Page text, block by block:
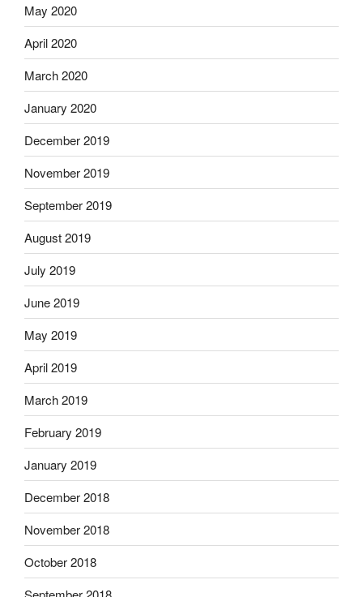
May 2020
April 2020
March 2020
January 2020
December 2019
November 2019
September 2019
August 2019
July 2019
June 2019
May 2019
April 2019
March 2019
February 2019
January 2019
December 2018
November 2018
October 2018